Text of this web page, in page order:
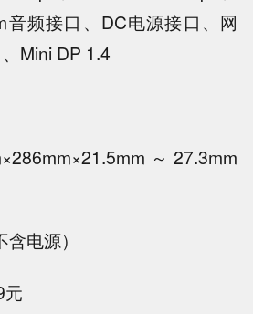
音频接口、DC电源接口、网
Mini DP 1.4
～27.3mm
电源）
元